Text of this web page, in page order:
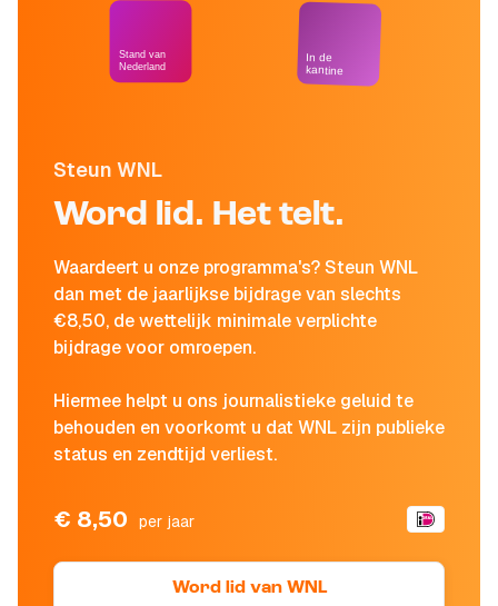
Steun WNL
Word lid. Het telt.
Waardeert u onze programma's? Steun WNL
dan met de jaarlijkse bijdrage van slechts
€8,50, de wettelijk minimale verplichte
bijdrage voor omroepen.
Hiermee helpt u ons journalistieke geluid te
behouden en voorkomt u dat WNL zijn publieke
status en zendtijd verliest.
€ 8,50 per jaar
Word lid van WNL
Stand van
Nederland
In de
kantine